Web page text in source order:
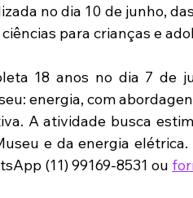
no dia 10 de junho,
para crianças e
18 anos no dia 7 de
energia, com
A atividade busca
e da energia
(11) 99169-8531 ou